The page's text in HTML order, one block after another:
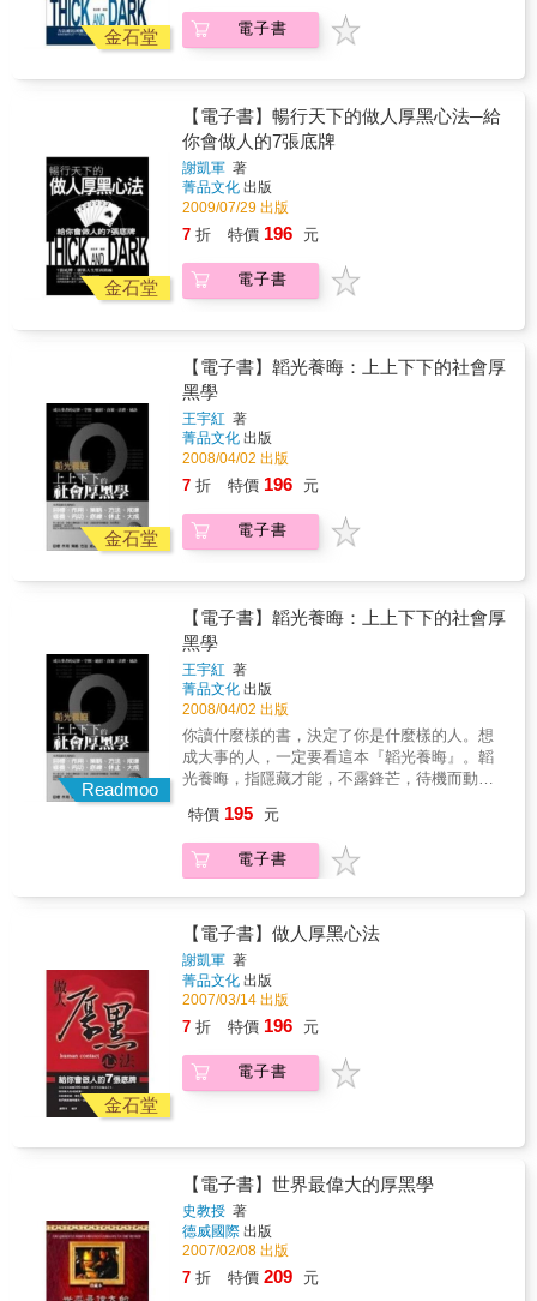
一步一步走下去，不可能「坐直昇機」上去，
如果真的是這樣也是很危險的，所以書中從
「提升自我、調整心態、擺脫困境、轉敗為
勝、管人用人、出人頭地」等六個方面加以討
人在走每一步時的方法不盡一致，這就是手段
的問題。 如何做事、如何成功，是每個人一生
的考題，每個人都有一種答案，這種答案就是
成功的手段，希望有志於成功者，能從中找到
合適的方法、正確的手段。
練達會讓你識別各式各樣的陷阱和危險，為你
贏得無數的機會並取得更大的成就。
金石堂 電子書
金石堂
【電子書】暢行天下的做人厚黑心法─給
你會做人的7張底牌
謝凱軍 著
菁品文化 出版
2009/07/29 出版
7 折 特價 196 元
電子書
金石堂
【電子書】韜光養晦：上上下下的社會厚
黑學
王宇紅 著
菁品文化 出版
2008/04/02 出版
7 折 特價 196 元
電子書
Readmoo
【電子書】韜光養晦：上上下下的社會厚
黑學
王宇紅 著
菁品文化 出版
2008/04/02 出版
你讀什麼樣的書，決定了你是什麼樣的人。想
成大事的人，一定要看這本『韜光養晦』。韜
光養晦，指隱藏才能，不露鋒芒，待機而動，
的普遍制勝規律，又是人類謀生存、求發展、
圖強大的醒世、警世恒言，更是千年萬載修
身、齊家、治國、平天下的一大法寶。無論是
本的素質，小到家庭的致富，中到企業的成
功、事業單位的高效，大到國家的強盛，莫能
離開韜光養晦。本書從韜光養晦的目標、作
用、策略、方法、戒律、修養、內功、底線、
休止、大成等方面，對韜光養晦進行了全面、
系統的研究和闡述，通過介紹大量歷史上成功
的經驗和失敗的教訓，相信本書對你的改善就
在你閱讀時心動的一刻。
特價 195 元
電子書
金石堂
【電子書】做人厚黑心法
謝凱軍 著
菁品文化 出版
2007/03/14 出版
7 折 特價 196 元
電子書
【電子書】世界最偉大的厚黑學
史教授 著
德威國際 出版
2007/02/08 出版
7 折 特價 209 元